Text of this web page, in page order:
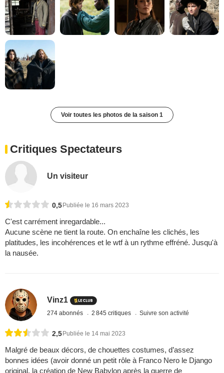
Voir toutes les photos de la saison 1
Critiques Spectateurs
Un visiteur
0,5 Publiée le 16 mars 2023
C'est carrément inregardable...
Aucune scène ne tient la route. On enchaîne les clichés, les
platitudes, les incohérences et le wtf à un rythme effréné. Jusqu'à
la nausée.
Vinz1
274 abonnés 2 845 critiques Suivre son activité
2,5Publiée le 14 mai 2023
Malgré de beaux décors, de chouettes costumes, d’assez
bonnes idées (avoir donné un petit rôle à Franco Nero le Django
original, la création de New Babylon après la guerre de